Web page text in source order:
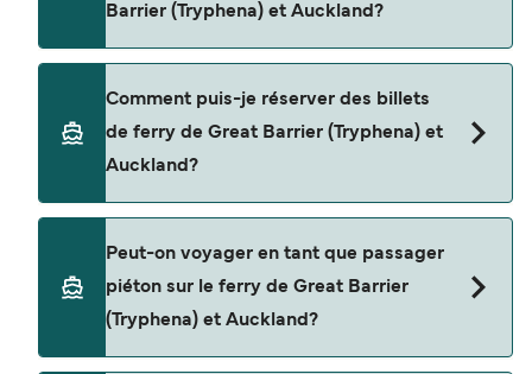
Auckland est de $185. Prix hors frais de
réservation.
Barrier (Tryphena) et Auckland?
Comment puis-je réserver des billets
de ferry de Great Barrier (Tryphena) et
Auckland?
et consultez notre page d'offres pour consulter
les dernières promotions disponibles.
Peut-on voyager en tant que passager
piéton sur le ferry de Great Barrier
(Tryphena) et Auckland?